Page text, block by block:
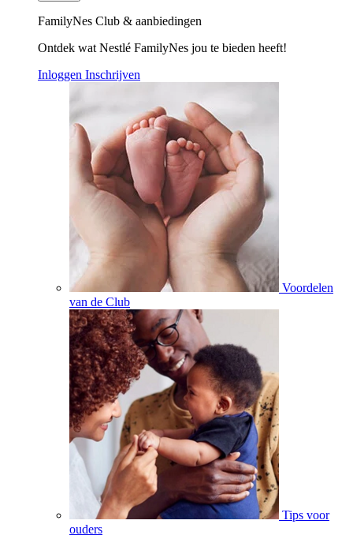
FamilyNes Club & aanbiedingen
Ontdek wat Nestlé FamilyNes jou te bieden heeft!
Inloggen Inschrijven
Voordelen
van de Club
Tips voor
ouders